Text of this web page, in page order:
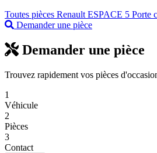
Toutes pièces Renault ESPACE 5 Porte
Demander une pièce
Demander une pièce
Trouvez rapidement vos pièces
1
Véhicule
2
Pièces
3
Contact